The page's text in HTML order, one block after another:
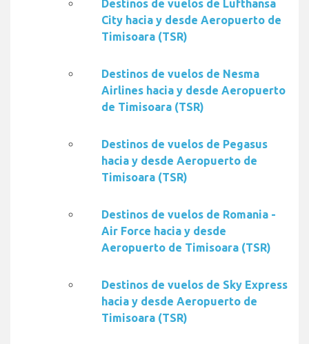
Destinos de vuelos de Lufthansa
City hacia y desde Aeropuerto de
Timisoara (TSR)
Destinos de vuelos de Nesma
Airlines hacia y desde Aeropuerto
de Timisoara (TSR)
Destinos de vuelos de Pegasus
hacia y desde Aeropuerto de
Timisoara (TSR)
Destinos de vuelos de Romania -
Air Force hacia y desde
Aeropuerto de Timisoara (TSR)
Destinos de vuelos de Sky Express
hacia y desde Aeropuerto de
Timisoara (TSR)